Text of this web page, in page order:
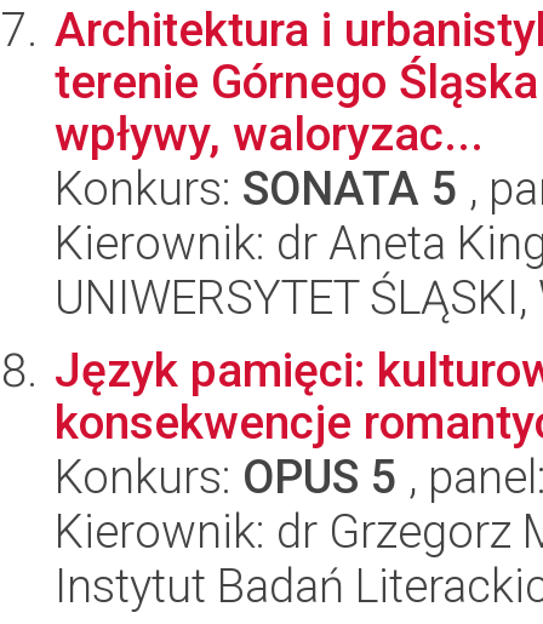
Architektura i
terenie Górnego
wpływy, waloryzac...
Konkurs: SONATA 5 ,
Kierownik: dr Aneta
UNIWERSYTET
Język pamięci:
konsekwencje
Konkurs: OPUS 5 ,
Kierownik: dr Grzegorz
Instytut Badań